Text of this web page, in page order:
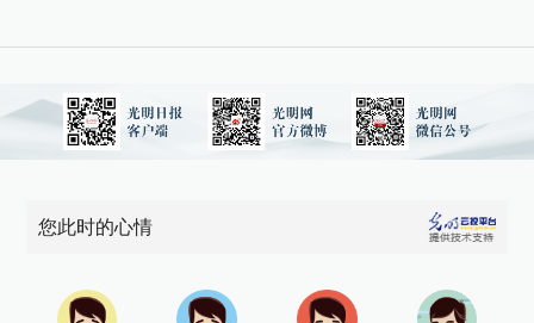
您此时的心情